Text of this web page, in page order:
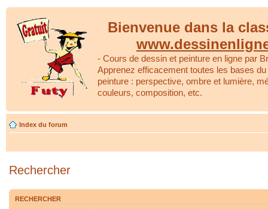
Bienvenue dans la
- Cours de dessin et peinture en ligne par
Apprenez efficacement toutes les bases
peinture : perspective, ombre et lumière,
couleurs, composition, etc.
Index du forum
Rechercher
RECHERCHER